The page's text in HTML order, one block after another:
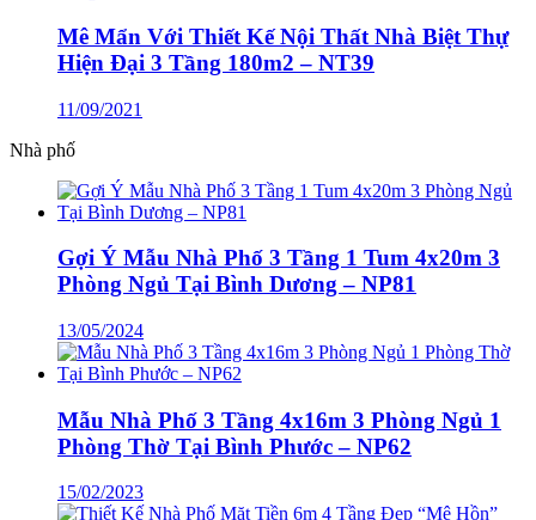
Mê Mẩn Với Thiết Kế Nội Thất Nhà Biệt Thự
Hiện Đại 3 Tầng 180m2 – NT39
11/09/2021
Nhà phố
Gợi Ý Mẫu Nhà Phố 3 Tầng 1 Tum 4x20m 3
Phòng Ngủ Tại Bình Dương – NP81
13/05/2024
Mẫu Nhà Phố 3 Tầng 4x16m 3 Phòng Ngủ 1
Phòng Thờ Tại Bình Phước – NP62
15/02/2023